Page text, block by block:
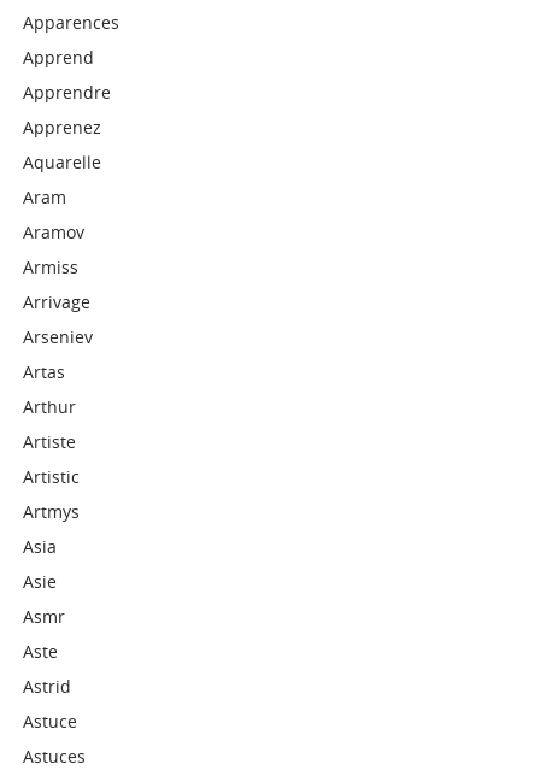
Apparences
Apprend
Apprendre
Apprenez
Aquarelle
Aram
Aramov
Armiss
Arrivage
Arseniev
Artas
Arthur
Artiste
Artistic
Artmys
Asia
Asie
Asmr
Aste
Astrid
Astuce
Astuces